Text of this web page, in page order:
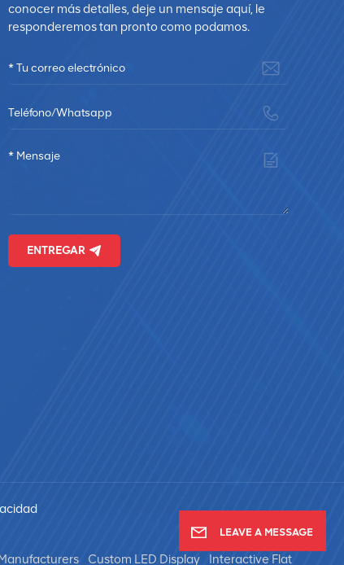
conocer más detalles, deje un mensaje aquí, le
responderemos tan pronto como podamos.
ENTREGAR
Custom LED Display Interactive Flat
LEAVE A MESSAGE